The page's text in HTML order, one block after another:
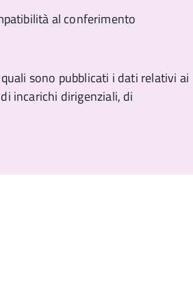
al conferimento
sono pubblicati i dati relativi ai
incarichi dirigenziali, di